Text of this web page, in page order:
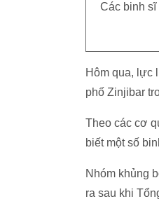
Các binh
Hôm qua, lực
phố Zinjibar
Theo các cơ
biết một số
Nhóm khủng
ra sau khi